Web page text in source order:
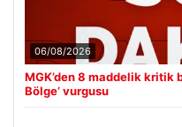
06/08/2026
MGK’den 8 maddelik kritik
Bölge’ vurgusu